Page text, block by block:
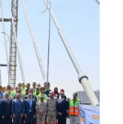
الرئيس عبد